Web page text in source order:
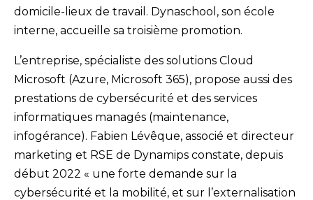
domicile-lieux de travail. Dynaschool, son école
interne, accueille sa troisième promotion.
L’entreprise, spécialiste des solutions Cloud
Microsoft (Azure, Microsoft 365), propose aussi des
prestations de cybersécurité et des services
informatiques managés (maintenance,
infogérance). Fabien Lévêque, associé et directeur
marketing et RSE de Dynamips constate, depuis
début 2022 « une forte demande sur la
cybersécurité et la mobilité, et sur l’externalisation